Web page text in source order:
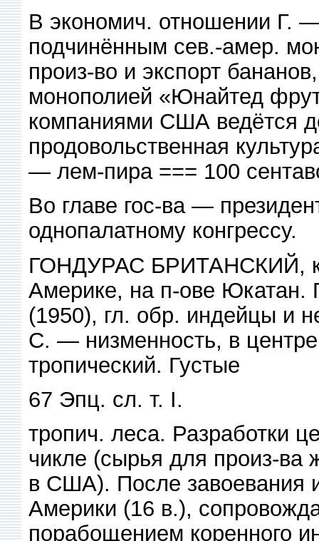
В экономич. отношении Г.
подчинённым сев.-амер.
произ-во и экспорт
монополией «Юнайтед
компаниями США ведётся
продовольственная
— лем-пира === 100
Во главе гос-ва —
однопалатному конгрессу.
ГОНДУРАС БРИТАНСКИЙ,
Америке, на п-ове Юкатан.
(1950), гл. обр. индейцы и
С. — низменность, в
тропический. Густые
67 Эпц. сл. т. I.
тропич. леса. Разработки
чикле (сырья для произ-ва
в США). После завоевания
Америки (16 в.),
порабощением коренного